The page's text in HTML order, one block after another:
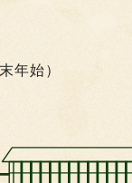
年始）